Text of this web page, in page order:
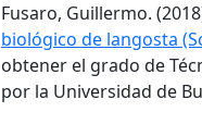
Fusaro, Guillermo.
biológico de langosta
obtener el grado de
por la Universidad de